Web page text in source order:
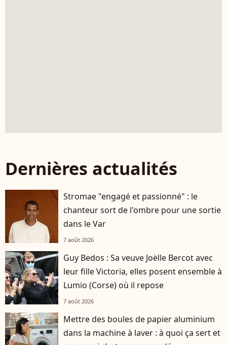
Dernières actualités
Stromae "engagé et passionné" : le
chanteur sort de l'ombre pour une sortie
dans le Var
7 août 2026
Guy Bedos : Sa veuve Joëlle Bercot avec
leur fille Victoria, elles posent ensemble à
Lumio (Corse) où il repose
7 août 2026
Mettre des boules de papier aluminium
dans la machine à laver : à quoi ça sert et